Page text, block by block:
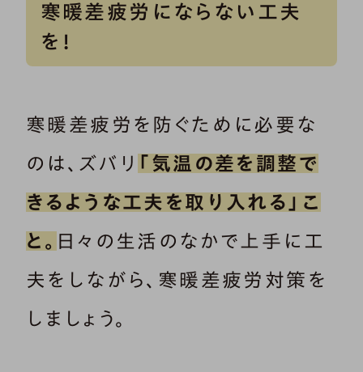
寒暖差疲労にならない工夫
を！
寒暖差疲労を防ぐために必要な
のは、ズバリ 「気温の差を調整で
きるような工夫を取り入れる」こ
と。 日々の生活のなかで上手に工
夫をしながら、寒暖差疲労対策を
しましょう。